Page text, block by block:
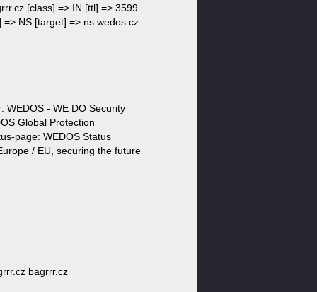
[class] => IN [ttl] => 3599
NS [target] => ns.wedos.cz
- WE DO Security
Global Protection
page: WEDOS Status
/ EU, securing the future
bagrrr.cz